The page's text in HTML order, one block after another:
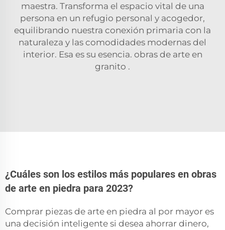
maestra. Transforma el espacio vital de una
persona en un refugio personal y acogedor,
equilibrando nuestra conexión primaria con la
naturaleza y las comodidades modernas del
interior. Esa es su esencia. obras de arte en
granito .
¿Cuáles son los estilos más populares en obras
de arte en piedra para 2023?
Comprar piezas de arte en piedra al por mayor es
una decisión inteligente si desea ahorrar dinero,